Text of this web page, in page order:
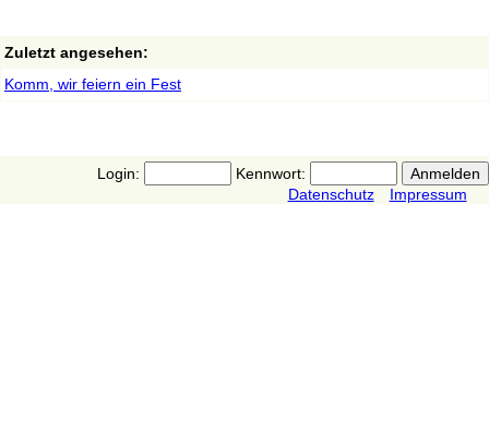
Zuletzt angesehen:
Komm, wir feiern ein Fest
Login:
Kennwort:
Datenschutz
Impressum